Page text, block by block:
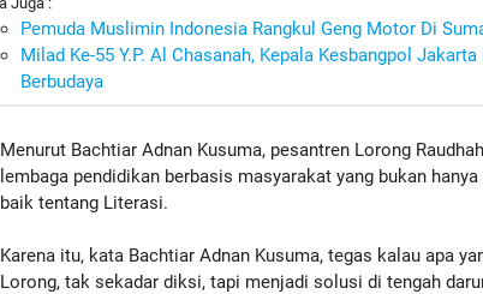
Pemuda Muslimin Indonesia Rangkul Geng Motor Di
Milad Ke-55 Y.P. Al Chasanah, Kepala Kesbangpol
Berbudaya
Menurut Bachtiar Adnan Kusuma, pesantren Lorong
lembaga pendidikan berbasis masyarakat yang bukan
baik tentang Literasi.
Karena itu, kata Bachtiar Adnan Kusuma, tegas kalau apa
Lorong, tak sekadar diksi, tapi menjadi solusi di tengah